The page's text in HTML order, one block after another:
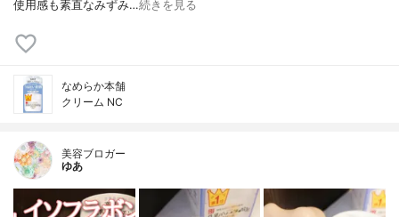
使用感も素直なみずみ…続きを見る
なめらか本舗
クリーム NC
美容ブロガー
ゆあ